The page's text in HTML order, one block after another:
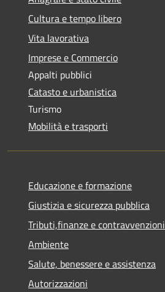
Cultura e tempo libero
Vita lavorativa
Imprese e Commercio
Appalti pubblici
Catasto e urbanistica
Turismo
Mobilità e trasporti
Educazione e formazione
Giustizia e sicurezza pubblica
Tributi,finanze e contravvenzioni
Ambiente
Salute, benessere e assistenza
Autorizzazioni